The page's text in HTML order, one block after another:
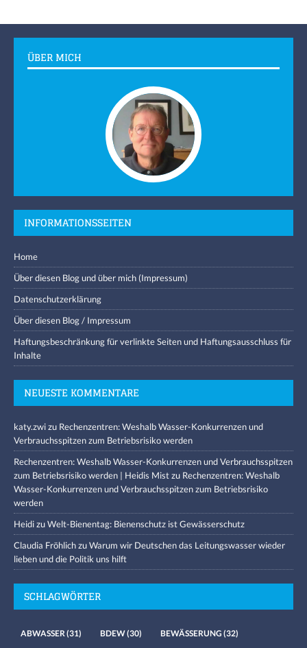
ÜBER MICH
INFORMATIONSSEITEN
Home
Über diesen Blog und über mich (Impressum)
Datenschutzerklärung
Über diesen Blog / Impressum
Haftungsbeschränkung für verlinkte Seiten und Haftungsausschluss für
Inhalte
NEUESTE KOMMENTARE
katy.zwizu Rechenzentren: Weshalb Wasser-Konkurrenzen und
Verbrauchsspitzen zum Betriebsrisiko werden
Rechenzentren: Weshalb Wasser-Konkurrenzen und Verbrauchsspitzen
zum Betriebsrisiko werden | Heidis Mistzu Rechenzentren: Weshalb
Wasser-Konkurrenzen und Verbrauchsspitzen zum Betriebsrisiko
werden
HeidizuWelt-Bienentag: Bienenschutz ist Gewässerschutz
Claudia FröhlichzuWarum wir Deutschen das Leitungswasser wieder
lieben und die Politik uns hilft
SCHLAGWÖRTER
ABWASSER (31) BDEW(30) BEWÄSSERUNG (32)